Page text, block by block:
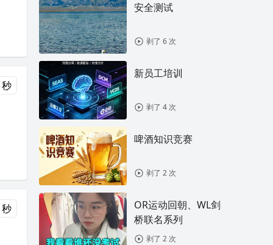
安全测试
剥了 6 次
新员工培训
剥了 4 次
啤酒知识竞赛
剥了 2 次
OR运动回朝、WL剑
桥联名系列
剥了 2 次